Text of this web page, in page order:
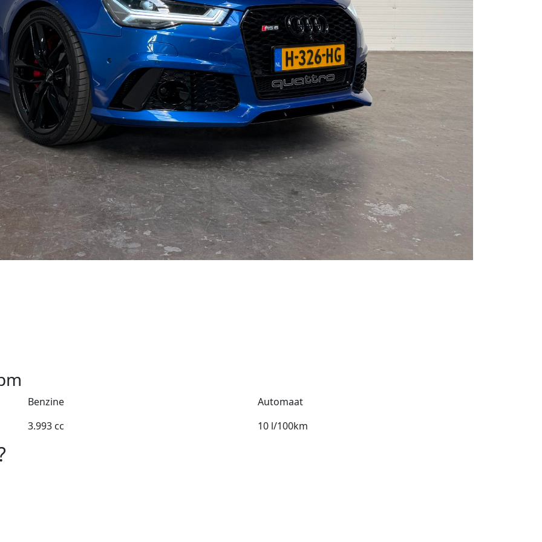
Benzine
Automaat
3.993 cc
10 l/100km